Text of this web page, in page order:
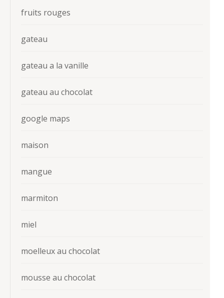
fruits rouges
gateau
gateau a la vanille
gateau au chocolat
google maps
maison
mangue
marmiton
miel
moelleux au chocolat
mousse au chocolat